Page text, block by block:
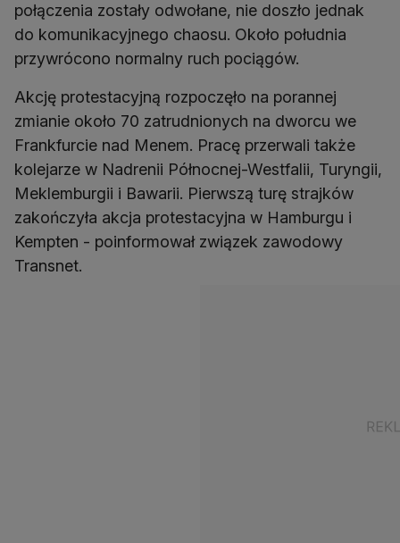
połączenia zostały odwołane, nie doszło jednak
do komunikacyjnego chaosu. Około południa
przywrócono normalny ruch pociągów.
Akcję protestacyjną rozpoczęło na porannej
zmianie około 70 zatrudnionych na dworcu we
Frankfurcie nad Menem. Pracę przerwali także
kolejarze w Nadrenii Północnej-Westfalii, Turyngii,
Meklemburgii i Bawarii. Pierwszą turę strajków
zakończyła akcja protestacyjna w Hamburgu i
Kempten - poinformował związek zawodowy
Transnet.